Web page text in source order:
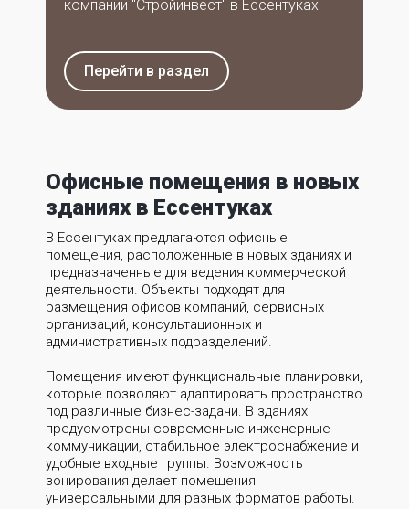
компании "Стройинвест" в Ессентуках
Перейти в раздел
Офисные помещения в новых
зданиях в Ессентуках
В Ессентуках предлагаются офисные
помещения, расположенные в новых зданиях и
предназначенные для ведения коммерческой
деятельности. Объекты подходят для
размещения офисов компаний, сервисных
организаций, консультационных и
административных подразделений.
Помещения имеют функциональные планировки,
которые позволяют адаптировать пространство
под различные бизнес-задачи. В зданиях
предусмотрены современные инженерные
коммуникации, стабильное электроснабжение и
удобные входные группы. Возможность
зонирования делает помещения
универсальными для разных форматов работы.